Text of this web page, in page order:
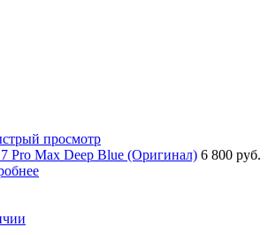
просмотр
Pro Max Deep Blue (Оригинал) 6 800 руб.